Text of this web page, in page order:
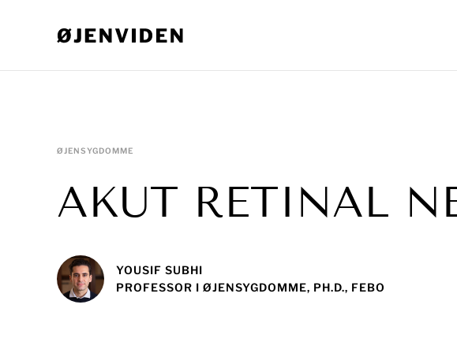
ØJENSYGDOMME
AKUT RETINAL
YOUSIF SUBHI
PROFESSOR I ØJENSYGDOMME, PH.D., FEBO